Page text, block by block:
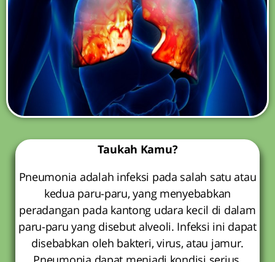
Taukah Kamu?
Pneumonia adalah infeksi pada salah satu atau
kedua paru-paru, yang menyebabkan
peradangan pada kantong udara kecil di dalam
paru-paru yang disebut alveoli. Infeksi ini dapat
disebabkan oleh bakteri, virus, atau jamur.